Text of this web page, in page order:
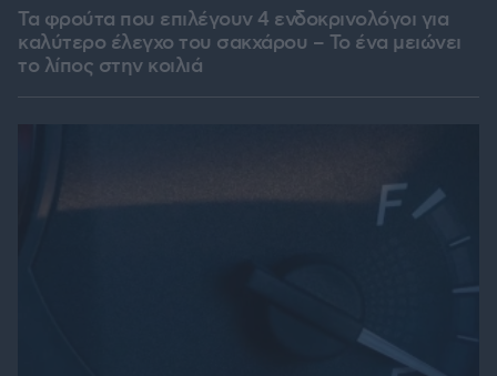
Τα φρούτα που επιλέγουν 4 ενδοκρινολόγοι για
καλύτερο έλεγχο του σακχάρου – Το ένα μειώνει
το λίπος στην κοιλιά